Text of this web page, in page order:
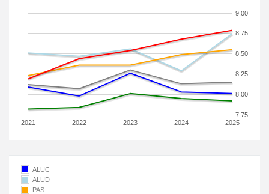
2021 2022 2023 2024 2025
7.75
8.00
8.25
8.50
8.75
9.00
ALUC
ALUD
PAS